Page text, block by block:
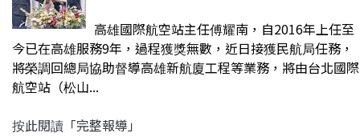
高雄國際航空站主任傅耀南，自2016年上任至
今已在高雄服務9年，過程獲獎無數，近日接獲民航局任務，
將榮調回總局協助督導高雄新航廈工程等業務，將由台北國際
航空站（松山...
按此閱讀「完整報導」